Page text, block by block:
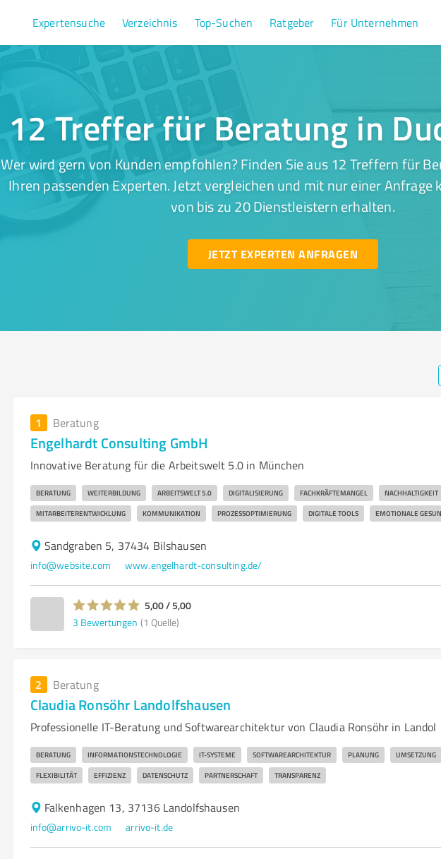
Expertensuche Verzeichnis Top-Suchen Ratgeber Für Unternehmen
12 Treffer für Beratung in
Wer wird gern von Kunden empfohlen? Finden Sie aus 12 Treffern für
Ihren passenden Experten. Jetzt vergleichen und mit nur einer Anfrage
von bis zu 20 Dienstleistern erhalten.
JETZT EXPERTEN ANFRAGEN
1 Beratung
Engelhardt Consulting GmbH
Innovative Beratung für die Arbeitswelt 5.0 in München
BERATUNG WEITERBILDUNG ARBEITSWELT 5.0 DIGITALISIERUNG FACHKRÄFTEMANGEL NACHHALTIGKEIT
MITARBEITERENTWICKLUNG KOMMUNIKATION PROZESSOPTIMIERUNG DIGITALE TOOLS EMOTIONALE
Sandgraben 5, 37434 Bilshausen
info@website.com www.engelhardt-consulting.de/
5,00 / 5,00
3 Bewertungen (1 Quelle)
2 Beratung
Claudia Ronsöhr Landolfshausen
Professionelle IT-Beratung und Softwarearchitektur von Claudia Ronsöhr in Landol
BERATUNG INFORMATIONSTECHNOLOGIE IT-SYSTEME SOFTWAREARCHITEKTUR PLANUNG UMSETZUNG
FLEXIBILITÄT EFFIZIENZ DATENSCHUTZ PARTNERSCHAFT TRANSPARENZ
Falkenhagen 13, 37136 Landolfshausen
info@arrivo-it.com arrivo-it.de